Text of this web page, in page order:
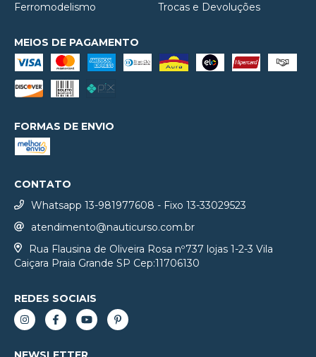
Ferromodelismo Trocas e Devoluções
MEIOS DE PAGAMENTO
FORMAS DE ENVIO
CONTATO
Whatsapp 13-981977608 - Fixo 13-33029523
atendimento@nauticurso.com.br
Rua Flausina de Oliveira Rosa nº737 lojas 1-2-3 Vila
Caiçara Praia Grande SP Cep:11706130
REDES SOCIAIS